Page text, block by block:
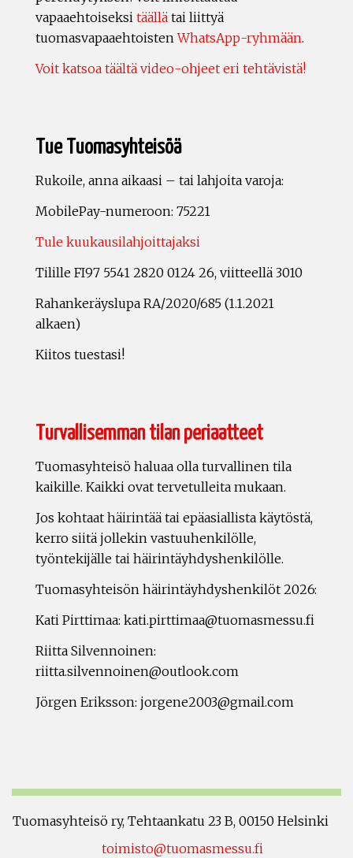
vapaaehtoiseksi täällä tai liittyä
tuomasvapaaehtoistenWhatsApp-ryhmään.
Voit katsoa täältä video-ohjeet eri tehtävistä!
Tue Tuomasyhteisöä
Rukoile, anna aikaasi – tai lahjoita varoja:
MobilePay-numeroon: 75221
Tule kuukausilahjoittajaksi
Tilille FI97 5541 2820 0124 26, viitteellä 3010
Rahankeräyslupa RA/2020/685 (1.1.2021
alkaen)
Kiitos tuestasi!
Turvallisemman tilan periaatteet
Tuomasyhteisö haluaa olla turvallinen tila
kaikille. Kaikki ovat tervetulleita mukaan.
Jos kohtaat häirintää tai epäasiallista käytöstä,
kerro siitä jollekin vastuuhenkilölle,
työntekijälle tai häirintäyhdyshenkilölle.
Tuomasyhteisön häirintäyhdyshenkilöt 2026:
Kati Pirttimaa: kati.pirttimaa@tuomasmessu.fi
Riitta Silvennoinen:
riitta.silvennoinen@outlook.com
Jörgen Eriksson: jorgene2003@gmail.com
Tuomasyhteisö ry, Tehtaankatu 23 B, 00150 Helsinki
toimisto@tuomasmessu.fi